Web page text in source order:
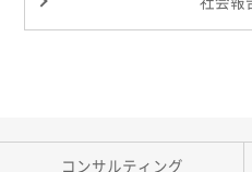
コンサルティング